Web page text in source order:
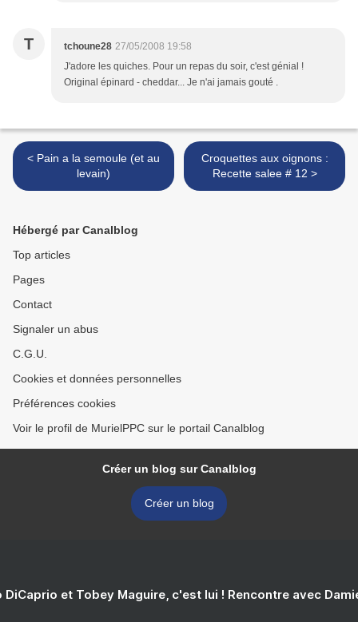
T tchoune28 27/05/2008 19:58
J'adore les quiches. Pour un repas du soir, c'est génial !
Original épinard - cheddar... Je n'ai jamais gouté .
< Pain a la semoule (et au
levain)
Croquettes aux oignons :
Recette salee # 12 >
Hébergé par Canalblog
Top articles
Pages
Contact
Signaler un abus
C.G.U.
Cookies et données personnelles
Préférences cookies
Voir le profil de MurielPPC sur le portail Canalblog
Créer un blog sur Canalblog
Créer un blog
DiCaprio et Tobey Maguire, c'est lui ! Rencontre avec